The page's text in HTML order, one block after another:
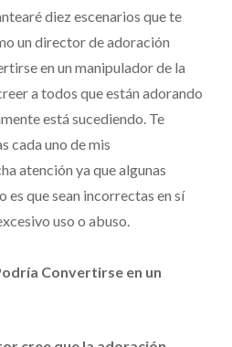
diez escenarios que te
un director de adoración
en un manipulador de la
a todos que están adorando
está sucediendo. Te
cada uno de mis
atención ya que algunas
es que sean incorrectas en sí
uso o abuso.
Convertirse en un